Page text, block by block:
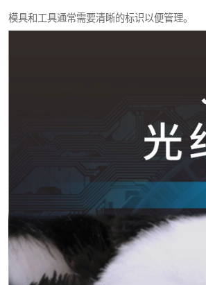
模具和工具通常需要清晰的标识以便管理。